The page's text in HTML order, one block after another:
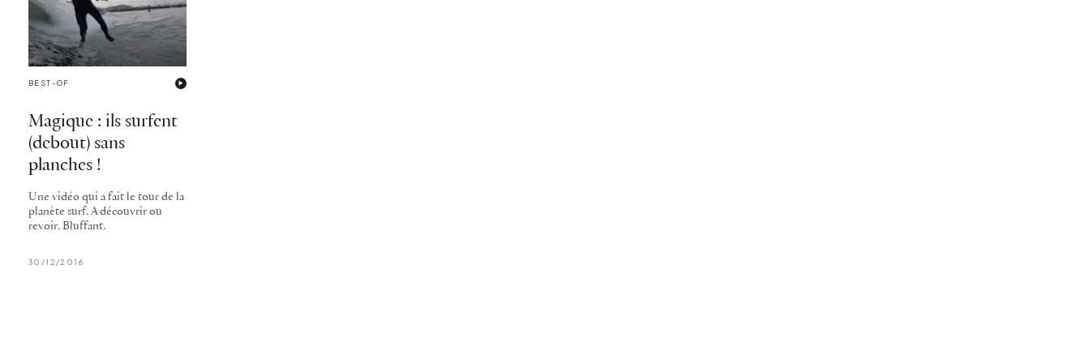
BEST-OF
Magique : ils surfent
(debout) sans
planches !
Une vidéo qui a fait le tour de la
planète surf. A découvrir ou
revoir. Bluffant.
30/12/2016